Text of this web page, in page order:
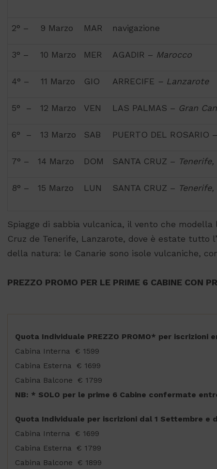
2° – 9 Marzo MAR navigazione
3° – 10 Marzo MER AGADIR – Marocco
4° – 11 Marzo GIO ARRECIFE – Lanzarote
5° – 12 Marzo VEN LAS PALMAS – Gran
6° – 13 Marzo SAB PUERTO DEL ROSARIO
7° – 14 Marzo DOM SANTA CRUZ –
8° – 15 Marzo LUN SANTA CRUZ –
Spiagge di sabbia vulcanica, il vento che
Cruz de Tenerife, Lanzarote, dove è estate tutto
della natura: le Canarie sono isole vulcaniche,
PREZZO PROMO PER LE PRIME 6 CABINE CON
Quota Individuale PREZZO PROMO* per iscrizioni
Cabina Interna € 1599
Cabina Esterna € 1699
Cabina Balcone € 1799
NB: * SOLO per le prime 6 Cabine confermate
Quota Individuale per iscrizioni dal 1 Settembre e
Cabina Interna € 1699
Cabina Esterna € 1799
Cabina Balcone € 1899